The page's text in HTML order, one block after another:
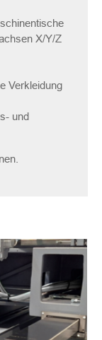
X/Y/Z
Verkleidung
und